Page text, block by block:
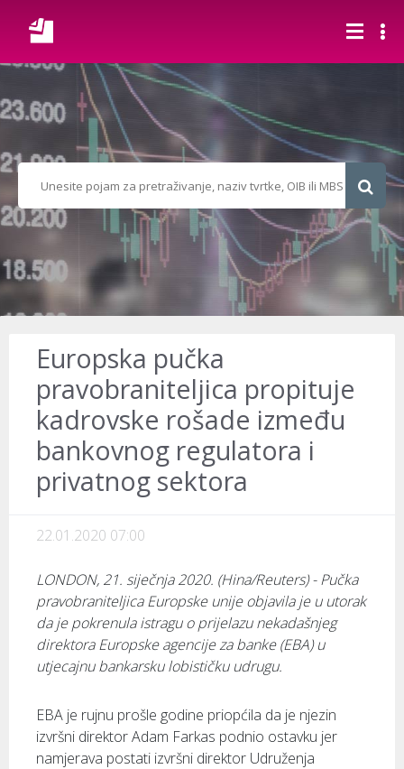
Europska pučka
pravobraniteljica propituje
kadrovske rošade između
bankovnog regulatora i
privatnog sektora
22.01.2020 07:00
LONDON, 21. siječnja 2020. (Hina/Reuters) - Pučka
pravobraniteljica Europske unije objavila je u utorak
da je pokrenula istragu o prijelazu nekadašnjeg
direktora Europske agencije za banke (EBA) u
utjecajnu bankarsku lobističku udrugu.
EBA je rujnu prošle godine priopćila da je njezin
izvršni direktor Adam Farkas podnio ostavku jer
namjerava postati izvršni direktor Udruženja